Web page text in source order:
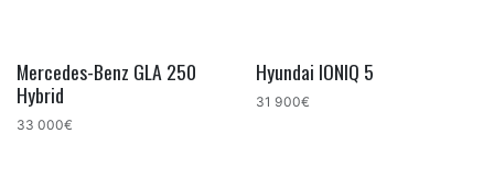
Mercedes-Benz GLA 250
Hybrid
33 000€
Hyundai IONIQ 5
31 900€